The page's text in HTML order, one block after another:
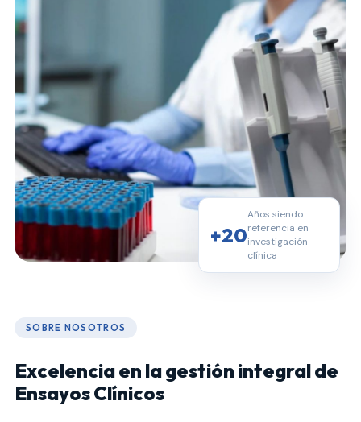
+20
Años siendo
referencia en
investigación
clínica
SOBRE NOSOTROS
Excelencia en la gestión integral de
Ensayos Clínicos